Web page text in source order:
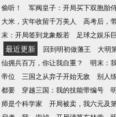
偷听！
军阀皇子：开局买下双胞胎
大米，灾年收留千万美人
高考后，
末：开局签到龙象般若
足球之娱乐
最近更新 回到明初做藩王 大明
仙拥兵百万，你让我自重？
明末：
帝位
三国之从弃子开始无敌 别人
都要
穿越三国：我的技能带编号
师是个科学家
开局被卖，我六元及